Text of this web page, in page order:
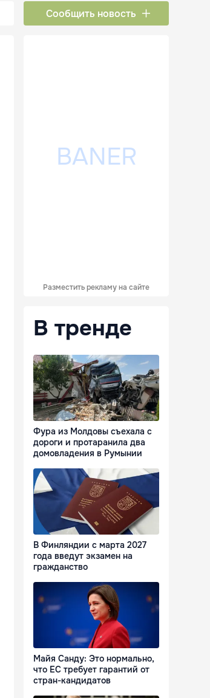
Сообщить новость
Разместить рекламу на сайте
В тренде
Фура из Молдовы съехала с
дороги и протаранила два
домовладения в Румынии
В Финляндии с марта 2027
года введут экзамен на
гражданство
Майя Санду: Это нормально,
что ЕС требует гарантий от
стран-кандидатов